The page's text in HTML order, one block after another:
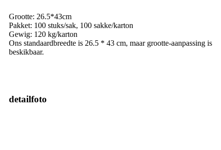
Grootte: 26.5*43cm
Pakket: 100 stuks/sak, 100 sakke/karton
Gewig: 120 kg/karton
Ons standaardbreedte is 26.5 * 43 cm, maar grootte-aanpassing is
beskikbaar.
detailfoto